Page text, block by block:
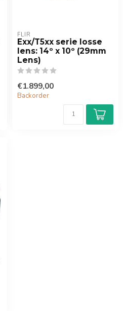
FLIR
Exx/T5xx serie losse
lens: 14º x 10º (29mm
Lens)
€1.899,00
Backorder